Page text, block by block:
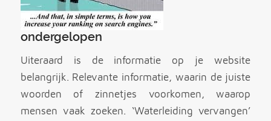
ondergelopen
Uiteraard is de informatie op je website
belangrijk. Relevante informatie, waarin de juiste
woorden of zinnetjes voorkomen, waarop
mensen vaak zoeken. ‘Waterleiding vervangen’